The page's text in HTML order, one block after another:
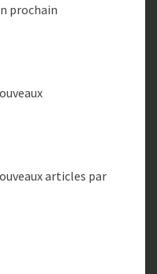
prochain
articles par